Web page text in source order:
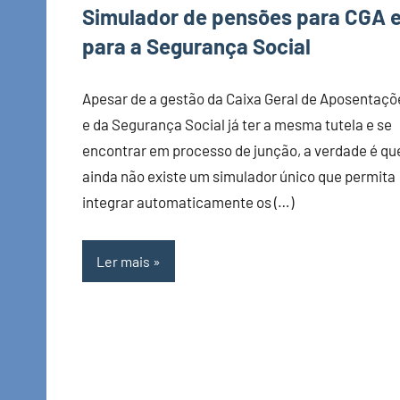
Simulador de pensões para CGA
para a Segurança Social
Apesar de a gestão da Caixa Geral de
e da Segurança Social já ter a mesma tutela e se
encontrar em processo de junção, a verdade é
ainda não existe um simulador único que permita
integrar automaticamente os (…)
Ler mais